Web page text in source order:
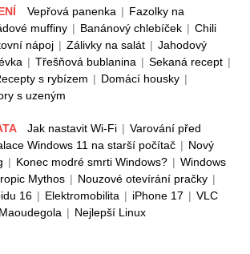
Vepřová panenka | Fazolky na
muffiny | Banánový chlebíček | Chili
nápoj | Zálivky na salát | Jahodový
| Třešňová bublanina | Sekaná recept |
s rybízem | Domácí housky |
s uzeným
Jak nastavit Wi-Fi | Varování před
Windows 11 na starší počítač | Nový
| Konec modré smrti Windows? | Windows
Mythos | Nouzové otevírání pračky |
16 | Elektromobilita | iPhone 17 | VLC
| Nejlepší Linux